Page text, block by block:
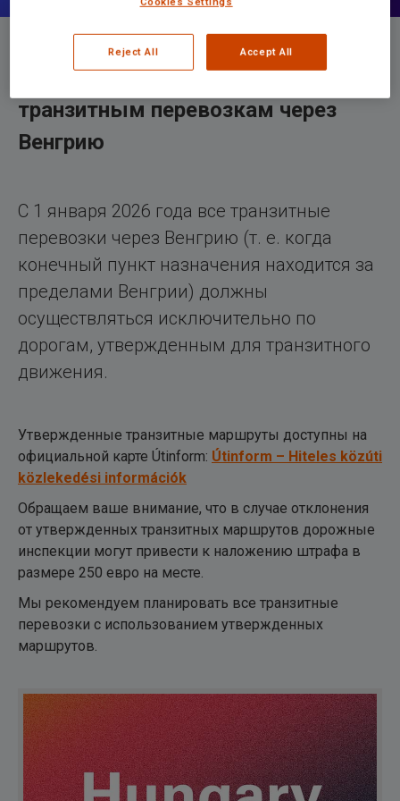
Важное обновление по
транзитным перевозкам через
Венгрию
С 1 января 2026 года все транзитные
перевозки через Венгрию (т. е. когда
конечный пункт назначения находится за
пределами Венгрии) должны
осуществляться исключительно по
дорогам, утвержденным для транзитного
движения.
Утвержденные транзитные маршруты доступны на
официальной карте Útinform: Útinform – Hiteles közúti
közlekedési információk
Обращаем ваше внимание, что в случае отклонения
от утвержденных транзитных маршрутов дорожные
инспекции могут привести к наложению штрафа в
размере 250 евро на месте.
Мы рекомендуем планировать все транзитные
перевозки с использованием утвержденных
маршрутов.
Reject All Accept All